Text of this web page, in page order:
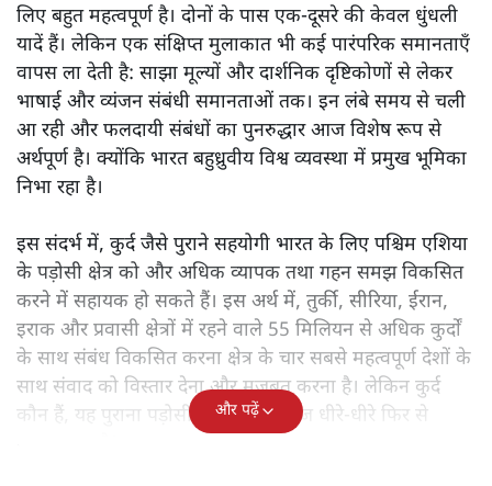
कूटनीति के संदर्भ में पढ़िए कुर्दिस्तान नेशनल कांग्रेस यानी KNK की
कार्यकारी परिषद की सदस्य नीलूफ़र कोच क्या लिखती हैं।
मेसोपोटामिया – विशेष रूप सेवहाँ रहने वाले कुर्द लोग – और
भारतीय उपमहाद्वीप ने कुछ समय से अपनी सहस्राब्दी पुरानी
सांस्कृतिक क्षेत्रों के बीच आदान-प्रदान का पुनरुद्धार दोनों पक्षों के
लिए बहुत महत्वपूर्ण है। दोनों के पास एक-दूसरे की केवल धुंधली
यादें हैं। लेकिन एक संक्षिप्त मुलाकात भी कई पारंपरिक समानताएँ
वापस ला देती है: साझा मूल्यों और दार्शनिक दृष्टिकोणों से लेकर
भाषाई और व्यंजन संबंधी समानताओं तक। इन लंबे समय से चली
आ रही और फलदायी संबंधों का पुनरुद्धार आज विशेष रूप से
अर्थपूर्ण है। क्योंकि भारत बहुध्रुवीय विश्व व्यवस्था में प्रमुख भूमिका